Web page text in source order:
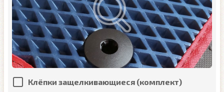
Клёпки защелкивающиеся (комплект)